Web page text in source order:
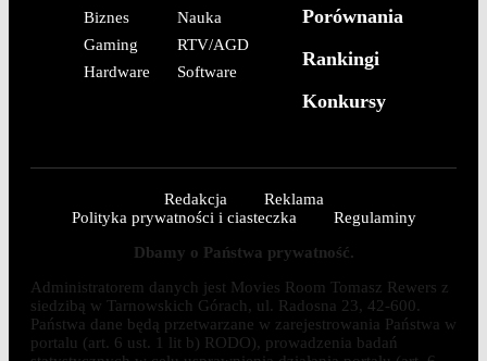
Biznes
Gaming
Hardware
Nauka
RTV/AGD
Software
Porównania
Rankingi
Konkursy
Redakcja
Reklama
Polityka prywatności i ciasteczka
Regulaminy
Dbamy o Państwa prywatność.
Administratorem danych jest Movies Room Tomasz Rewers z
siedzibą w Tarnowskich Górach, ul. Radosna 23, 42-600.
Państwa dane będą przetwarzane w zarejestrowania Państwa w
portalu (art. 6 ust. 1 lit b) RODO), prowadzenia badań